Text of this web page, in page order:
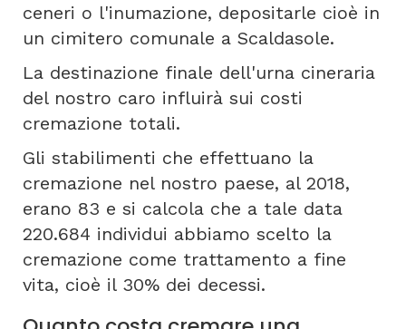
ceneri o l'inumazione, depositarle cioè in
un cimitero comunale a Scaldasole.
La destinazione finale dell'urna cineraria
del nostro caro influirà sui costi
cremazione totali.
Gli stabilimenti che effettuano la
cremazione nel nostro paese, al 2018,
erano 83 e si calcola che a tale data
220.684 individui abbiamo scelto la
cremazione come trattamento a fine
vita, cioè il 30% dei decessi.